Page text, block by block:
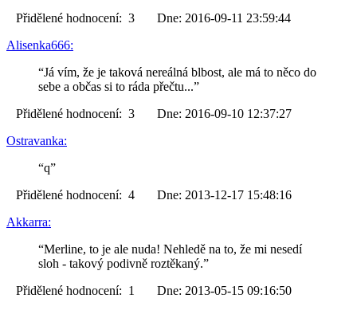
Přidělené hodnocení: 3 Dne: 2016-09-11 23:59:44
Alisenka666:
“Já vím, že je taková nereálná blbost, ale má to něco do
sebe a občas si to ráda přečtu...”
Přidělené hodnocení: 3 Dne: 2016-09-10 12:37:27
Ostravanka:
“q”
Přidělené hodnocení: 4 Dne: 2013-12-17 15:48:16
Akkarra:
“Merline, to je ale nuda! Nehledě na to, že mi nesedí
sloh - takový podivně roztěkaný.”
Přidělené hodnocení: 1 Dne: 2013-05-15 09:16:50